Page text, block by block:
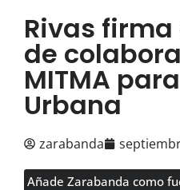
Rivas
de
MITMA
Urbana
zarabanda
Añade Zarabanda como